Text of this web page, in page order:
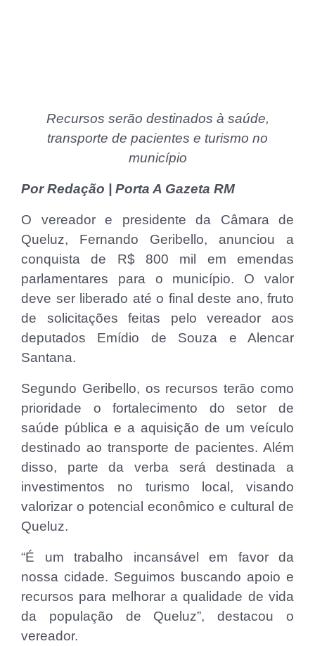
Recursos serão destinados à saúde,
transporte de pacientes e turismo no
município
Por Redação | Porta A Gazeta RM
O vereador e presidente da Câmara de
Queluz, Fernando Geribello, anunciou a
conquista de R$ 800 mil em emendas
parlamentares para o município. O valor
deve ser liberado até o final deste ano, fruto
de solicitações feitas pelo vereador aos
deputados Emídio de Souza e Alencar
Santana.
Segundo Geribello, os recursos terão como
prioridade o fortalecimento do setor de
saúde pública e a aquisição de um veículo
destinado ao transporte de pacientes. Além
disso, parte da verba será destinada a
investimentos no turismo local, visando
valorizar o potencial econômico e cultural de
Queluz.
“É um trabalho incansável em favor da
nossa cidade. Seguimos buscando apoio e
recursos para melhorar a qualidade de vida
da população de Queluz”, destacou o
vereador.